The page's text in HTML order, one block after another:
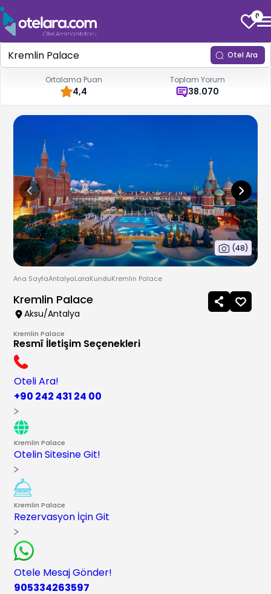
0
Otel Ara
Ortalama Puan
4,4
Toplam Yorum
38.070
(48)
Ana SayfaAntalyaLaraKunduKremlin Palace
Kremlin Palace
Aksu/Antalya
Kremlin Palace
Resmî İletişim Seçenekleri
Oteli Ara!
+90 242 431 24 00
Kremlin Palace
Otelin Sitesine Git!
Kremlin Palace
Rezervasyon İçin Git
Otele Mesaj Gönder!
905334263597